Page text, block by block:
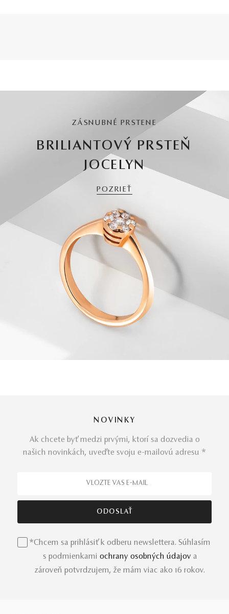
ZÁSNUBNÉ PRSTENE
BRILIANTOVÝ PRSTEŇ
JOCELYN
POZRIEŤ
NOVINKY
Ak chcete byť medzi prvými, ktorí sa dozvedia o
našich novinkách, uveďte svoju e-mailovú adresu *
*Chcem sa prihlásiť k odberu newslettera. Súhlasím
s podmienkami ochrany osobných údajov a
zároveň potvrdzujem, že mám viac ako 16 rokov.